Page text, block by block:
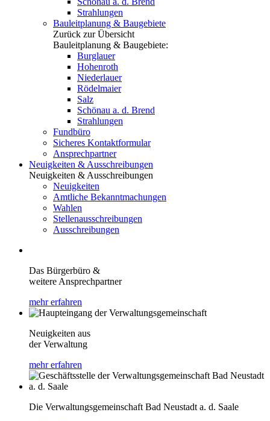
Strahlungen
Bauleitplanung & Baugebiete
Zurück zur Übersicht
Bauleitplanung & Baugebiete:
Burglauer
Hohenroth
Niederlauer
Rödelmaier
Salz
Schönau a. d. Brend
Strahlungen
Fundbüro
Sicheres Kontaktformular
Ansprechpartner
Neuigkeiten & Ausschreibungen
Neuigkeiten & Ausschreibungen
Neuigkeiten
Amtliche Bekanntmachungen
Wahlen
Stellenausschreibungen
Ausschreibungen
Das Bürgerbüro &
weitere Ansprechpartner
mehr erfahren
Neuigkeiten aus
der Verwaltung
mehr erfahren
Die Verwaltungsgemeinschaft Bad Neustadt a. d. Saale